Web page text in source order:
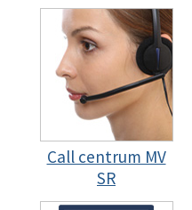
Call centrum MV
SR